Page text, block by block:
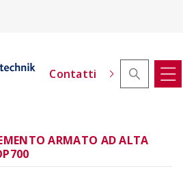
Contatti
offset in altezza
ARMATO AD ALTA